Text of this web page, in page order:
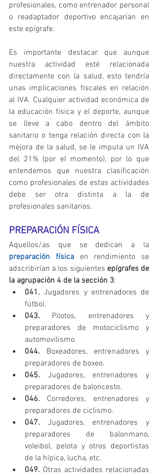
profesionales, como entrenador personal
o readaptador deportivo encajarían en
este epígrafe.
Es importante destacar que aunque
nuestra actividad esté relacionada
directamente con la salud, esto tendría
unas implicaciones fiscales en relación
al IVA. Cualquier actividad económica de
la educación física y el deporte, aunque
se lleve a cabo dentro del ámbito
sanitario o tenga relación directa con la
mejora de la salud, se le imputa un IVA
del 21% (por el momento), por lo que
entendemos que nuestra clasificación
como profesionales de estas actividades
debe ser otra distinta a la de
profesionales sanitarios.
PREPARACIÓN FÍSICA
preparación física en rendimiento se
adscribirían a los siguientes epígrafes de
la agrupación 4 de la sección 3:
041. Jugadores y entrenadores de
fútbol.
043. Pilotos, entrenadores y
preparadores de motociclismo y
automovilismo.
044. Boxeadores, entrenadores y
preparadores de boxeo.
045. Jugadores, entrenadores y
preparadores de baloncesto.
046. Corredores, entrenadores y
preparadores de ciclismo.
047. Jugadores, entrenadores y
preparadores de balonmano,
voleibol, pelota y otros deportistas
de la hípica, lucha, etc.
049. Otras actividades relacionadas